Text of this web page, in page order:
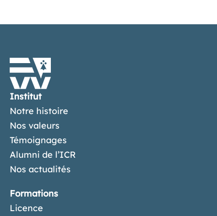
Institut
Notre histoire
Nos valeurs
Témoignages
Alumni de l’ICR
Nos actualités
Formations
Licence